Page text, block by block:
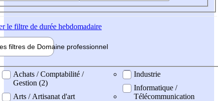
le filtre de durée hebdomadaire
filtres de Domaine professionnel
professionel
Achats / Comptabilité /
Gestion (2)
Arts / Artisanat d'art
Industrie
Informatique /
Télécommunication